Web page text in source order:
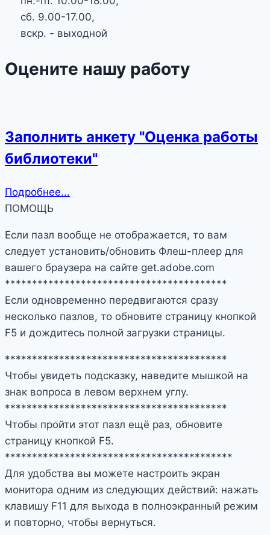
сб. 9.00-17.00,
вскр. - выходной
Оцените нашу работу
Заполнить анкету "Оценка работы
библиотеки"
Подробнее...
ПОМОЩЬ
Если пазл вообще не отображается, то вам
следует установить/обновить Флеш-плеер для
вашего браузера на сайте get.adobe.com
*****************************************
Если одновременно передвигаются сразу
несколько пазлов, то обновите страницу кнопкой
F5 и дождитесь полной загрузки страницы.
*****************************************
Чтобы увидеть подсказку, наведите мышкой на
знак вопроса в левом верхнем углу.
*****************************************
Чтобы пройти этот пазл ещё раз, обновите
страницу кнопкой F5.
******************************************
Для удобства вы можете настроить экран
монитора одним из следующих действий: нажать
клавишу F11 для выхода в полноэкранный режим
и повторно, чтобы вернуться.